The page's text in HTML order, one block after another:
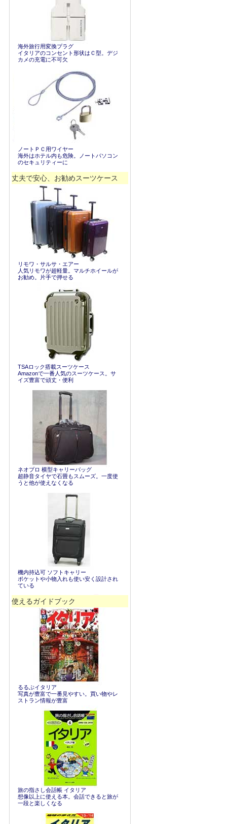
海外旅行用変換プラグ
イタリアのコンセント形状はＣ型。デジ
カメの充電に不可欠
ノートＰＣ用ワイヤー
海外はホテル内も危険。ノートパソコン
のセキュリティーに
丈夫で安心、お勧めスーツケース
リモワ・サルサ・エアー
人気リモワが超軽量。マルチホイールが
お勧め。片手で押せる
TSAロック搭載スーツケース
Amazonで一番人気のスーツケース。サ
イズ豊富で頑丈・便利
ネオプロ 横型キャリーバッグ
超静音タイヤで石畳もスムーズ。一度使
うと他が使えなくなる
機内持込可 ソフトキャリー
ポケットや小物入れも使い安く設計され
ている
使えるガイドブック
るるぶイタリア
写真が豊富で一番見やすい。買い物やレ
ストラン情報が豊富
旅の指さし会話帳 イタリア
想像以上に使える本。会話できると旅が
一段と楽しくなる